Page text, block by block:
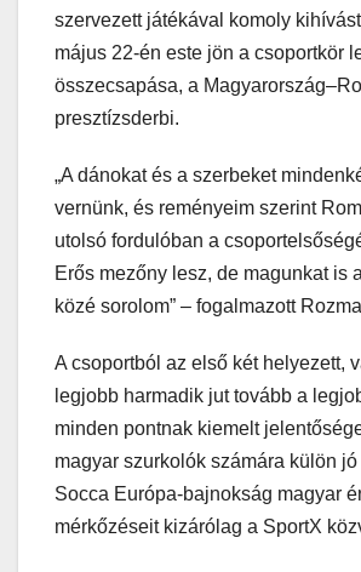
szervezett játékával komoly
május 22-én este jön a csoportkör
összecsapása, a
presztízsderbi.
„A dánokat és a szerbeket
vernünk, és reményeim szerint
utolsó fordulóban a
Erős mezőny lesz, de magunkat is
közé sorolom” – fogalmazott
A csoportból az első két helyezett,
legjobb harmadik jut tovább a
minden pontnak kiemelt
magyar szurkolók számára külön jó
Socca Európa-bajnokság magyar
mérkőzéseit kizárólag a SportX